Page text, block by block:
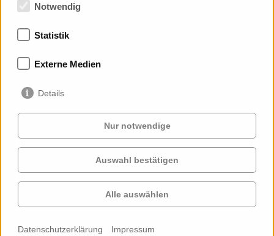
Mitgliedschaften
Services
Cases
Auftraggeber
Projekte
Profil
Kontakt
Notwendig
Statistik
Externe Medien
Details
Nur notwendige
Auswahl bestätigen
Alle auswählen
Datenschutzerklärung Impressum